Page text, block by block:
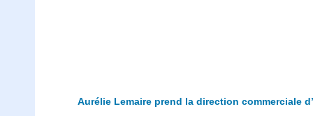
Aurélie Lemaire prend la direction commerciale